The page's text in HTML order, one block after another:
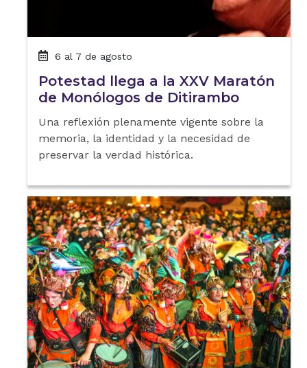
6 al 7 de agosto
Potestad llega a la XXV Maratón
de Monólogos de Ditirambo
Una reflexión plenamente vigente sobre la
memoria, la identidad y la necesidad de
preservar la verdad histórica.